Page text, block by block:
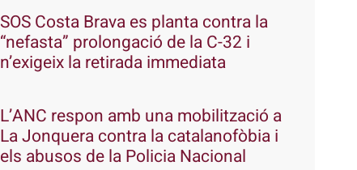
SOS Costa Brava es planta contra la
“nefasta” prolongació de la C-32 i
n’exigeix la retirada immediata
L’ANC respon amb una mobilització a
La Jonquera contra la catalanofòbia i
els abusos de la Policia Nacional